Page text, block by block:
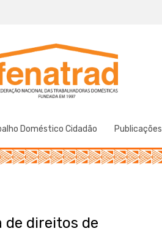
Fenatrad
Nacional das Trabalhadoras Domésticas
Doméstico Cidadão Publicações
de direitos de